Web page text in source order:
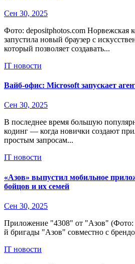
Сен 30, 2025
Фото: depositphotos.com Норвежская компания Opera
запустила новый браузер с
который позволяет создавать...
IT новости
Вайб-офис: Microsoft запускает
Сен 30, 2025
В последнее время большую популярность приобрел вайб-
кодинг — когда новички создают
простым запросам...
IT новости
«Азов» выпустил мобильное
бойцов и их семей
Сен 30, 2025
Приложение "4308" от "Азов" (Фото: скриншот) Военные 12-
й бригады "Азов" совместно с
IT новости